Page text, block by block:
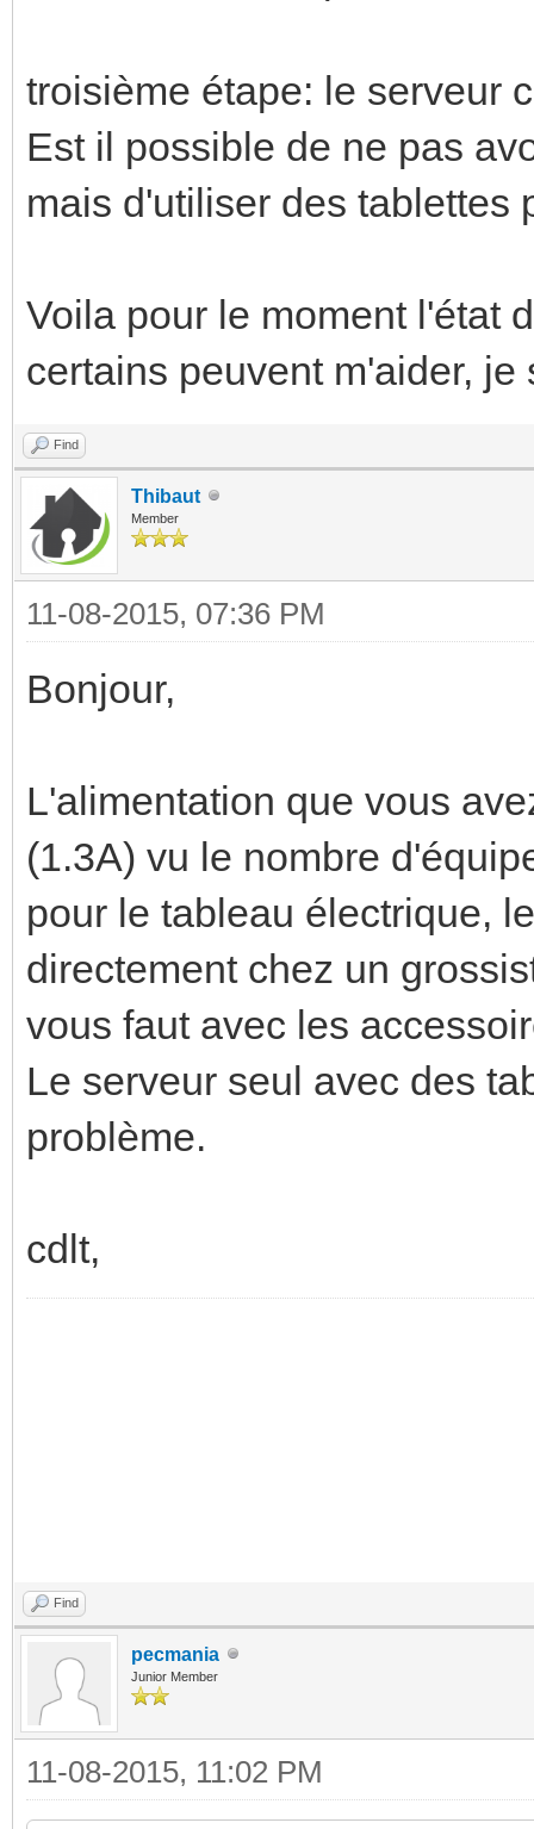
troisième étape: le serveur
Est il possible de ne pas
mais d'utiliser des tablettes
Voila pour le moment l'état
certains peuvent m'aider, je
Find
Thibaut
Member
11-08-2015, 07:36 PM
Bonjour,
L'alimentation que vous
(1.3A) vu le nombre
pour le tableau électrique,
directement chez un
vous faut avec les
Le serveur seul avec des
problème.
cdlt,
Find
pecmania
Junior Member
11-08-2015, 11:02 PM